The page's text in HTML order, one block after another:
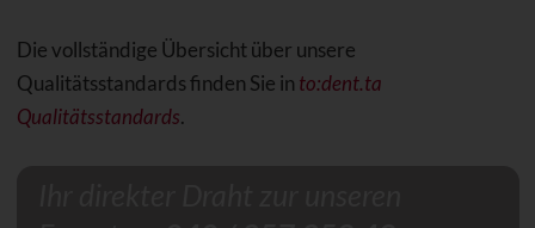
Die vollständige Übersicht über unsere
Qualitätsstandards finden Sie in to:dent.ta
Qualitätsstandards.